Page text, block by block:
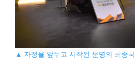
▲ 자정을 앞두고 시작된 운명의 최종국